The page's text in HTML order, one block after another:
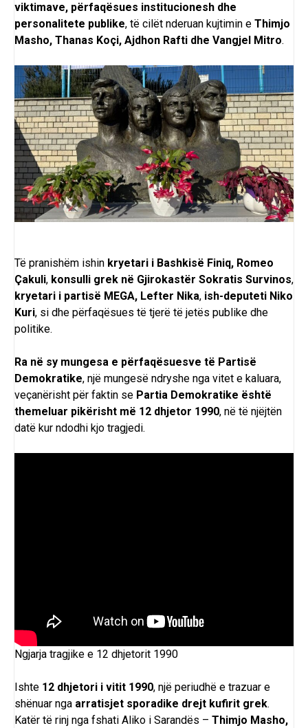
viktimave, përfaqësues institucionesh dhe
personalitete publike, të cilët nderuan kujtimin e Thimjo
Masho, Thanas Koçi, Ajdhon Rafti dhe Vangjel Mitro.
Të pranishëm ishin kryetari i Bashkisë Finiq, Romeo
Çakuli, konsulli grek në Gjirokastër Sokratis Survinos,
kryetari i partisë MEGA, Lefter Nika, ish-deputeti Niko
Kuri, si dhe përfaqësues të tjerë të jetës publike dhe
politike.
Ra në sy mungesa e përfaqësuesve të Partisë
Demokratike, një mungesë ndryshe nga vitet e kaluara,
veçanërisht për faktin se Partia Demokratike është
themeluar pikërisht më 12 dhjetor 1990, në të njëjtën
datë kur ndodhi kjo tragjedi.
Ngjarja tragjike e 12 dhjetorit 1990
Ishte 12 dhjetori i vitit 1990, një periudhë e trazuar e
shënuar nga arratisjet sporadike drejt kufirit grek.
Katër të rinj nga fshati Aliko i Sarandës – Thimjo Masho,